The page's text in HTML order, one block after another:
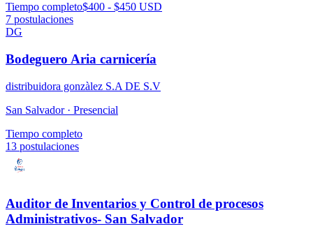
Tiempo completo$400 - $450 USD
7 postulaciones
DG
Bodeguero Aria carnicería
distribuidora gonzàlez S.A DE S.V
San Salvador · Presencial
Tiempo completo
13 postulaciones
Auditor de Inventarios y Control de procesos
Administrativos- San Salvador